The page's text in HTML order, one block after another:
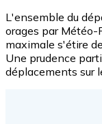
L'ensemble du
orages par Météo-
maximale s'étire
Une prudence
déplacements sur